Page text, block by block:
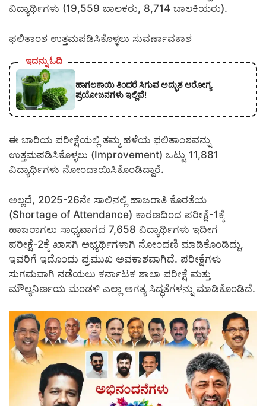
ವಿದ್ಯಾರ್ಥಿಗಳು (19,559 ಬಾಲಕರು, 8,714 ಬಾಲಕಿಯರು).
ಫಲಿತಾಂಶ ಉತ್ತಮಪಡಿಸಿಕೊಳ್ಳಲು ಸುವರ್ಣಾವಕಾಶ
ಇದನ್ನು ಓದಿ
ಹಾಗಲಕಾಯಿ ತಿಂದರೆ ಸಿಗುವ ಅದ್ಭುತ ಆರೋಗ್ಯ
ಪ್ರಯೋಜನಗಳು ಇಲ್ಲಿವೆ!
ಈ ಬಾರಿಯ ಪರೀಕ್ಷೆಯಲ್ಲಿ ತಮ್ಮ ಹಳೆಯ ಫಲಿತಾಂಶವನ್ನು
ಉತ್ತಮಪಡಿಸಿಕೊಳ್ಳಲು (Improvement) ಒಟ್ಟು 11,881
ವಿದ್ಯಾರ್ಥಿಗಳು ನೋಂದಾಯಿಸಿಕೊಂಡಿದ್ದಾರೆ.
ಅಲ್ಲದೆ, 2025-26ನೇ ಸಾಲಿನಲ್ಲಿ ಹಾಜರಾತಿ ಕೊರತೆಯ
(Shortage of Attendance) ಕಾರಣದಿಂದ ಪರೀಕ್ಷೆ-1ಕ್ಕೆ
ಹಾಜರಾಗಲು ಸಾಧ್ಯವಾಗದ 7,658 ವಿದ್ಯಾರ್ಥಿಗಳು ಇದೀಗ
ಪರೀಕ್ಷೆ-2ಕ್ಕೆ ಖಾಸಗಿ ಅಭ್ಯರ್ಥಿಗಳಾಗಿ ನೋಂದಣಿ ಮಾಡಿಕೊಂಡಿದ್ದು,
ಇವರಿಗೆ ಇದೊಂದು ಪ್ರಮುಖ ಅವಕಾಶವಾಗಿದೆ. ಪರೀಕ್ಷೆಗಳು
ಸುಗಮವಾಗಿ ನಡೆಯಲು ಕರ್ನಾಟಕ ಶಾಲಾ ಪರೀಕ್ಷೆ ಮತ್ತು
ಮೌಲ್ಯನಿರ್ಣಯ ಮಂಡಳಿ ಎಲ್ಲಾ ಅಗತ್ಯ ಸಿದ್ಧತೆಗಳನ್ನು ಮಾಡಿಕೊಂಡಿದೆ.